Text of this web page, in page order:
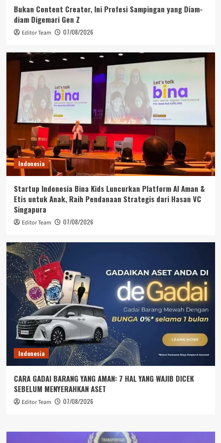
Bukan Content Creator, Ini Profesi Sampingan yang Diam-
diam Digemari Gen Z
Editor Team 07/08/2026
Indonesia
Startup Indonesia Bina Kids Luncurkan Platform AI Aman &
Etis untuk Anak, Raih Pendanaan Strategis dari Hasan VC
Singapura
Editor Team 07/08/2026
Indonesia
CARA GADAI BARANG YANG AMAN: 7 HAL YANG WAJIB DICEK
SEBELUM MENYERAHKAN ASET
Editor Team 07/08/2026